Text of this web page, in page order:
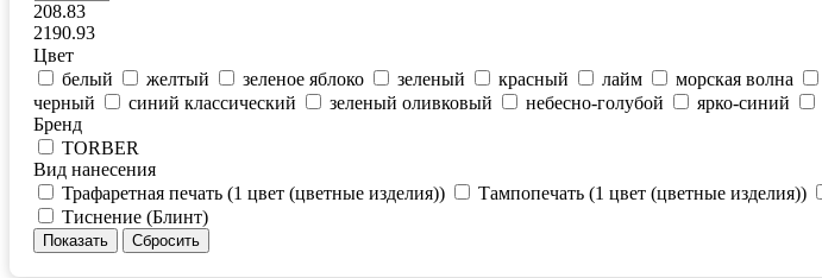
208.83
2190.93
Цвет
белый
желтый зеленое яблоко зеленый красный лайм морская волна
черный
синий классический зеленый оливковый небесно-голубой ярко-синий
Бренд
TORBER
Вид нанесения
Трафаретная печать (1 цвет (цветные изделия))
Тампопечать (1 цвет (цветные изделия))
Тиснение (Блинт)